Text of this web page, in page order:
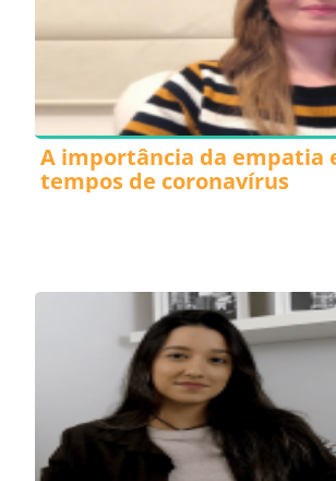
A importância da empatia
tempos de coronavírus